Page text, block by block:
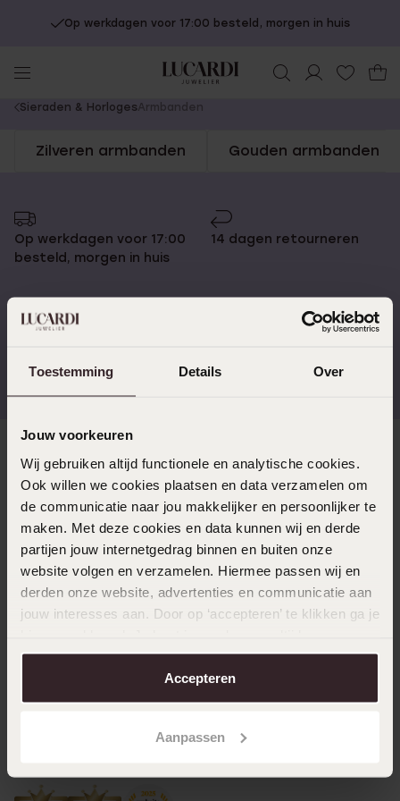
Toestemming Details Over
Jouw voorkeuren
Wij gebruiken altijd functionele en analytische cookies.
Ook willen we cookies plaatsen en data verzamelen om
de communicatie naar jou makkelijker en persoonlijker te
maken. Met deze cookies en data kunnen wij en derde
partijen jouw internetgedrag binnen en buiten onze
website volgen en verzamelen. Hiermee passen wij en
derden onze website, advertenties en communicatie aan
jouw interesses aan. Door op ‘accepteren’ te klikken ga je
aanpassen. Lees er meer over in onscookiebeleid.
Accepteren
Aanpassen
Op werkdagen voor 17:00 besteld, morgen in huis
You
here:
Sieraden & HorlogesArmbanden
Zilveren armbanden Gouden armbanden
Op werkdagen voor 17:00
besteld, morgen in huis
14 dagen retourneren
€49
reviews)
Direct naar
Klantenservice
Word member en ontvang altijd minimaal 10% korting